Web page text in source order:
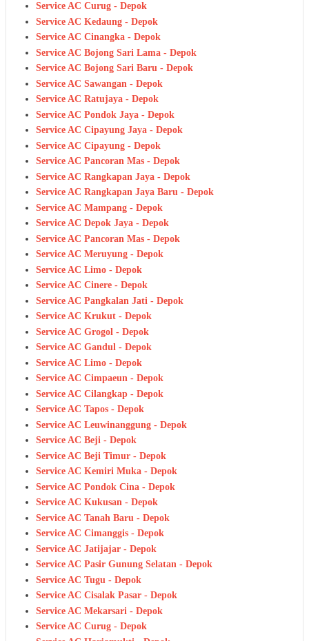
Service AC Curug - Depok
Service AC Kedaung - Depok
Service AC Cinangka - Depok
Service AC Bojong Sari Lama - Depok
Service AC Bojong Sari Baru - Depok
Service AC Sawangan - Depok
Service AC Ratujaya - Depok
Service AC Pondok Jaya - Depok
Service AC Cipayung Jaya - Depok
Service AC Cipayung - Depok
Service AC Pancoran Mas - Depok
Service AC Rangkapan Jaya - Depok
Service AC Rangkapan Jaya Baru - Depok
Service AC Mampang - Depok
Service AC Depok Jaya - Depok
Service AC Pancoran Mas - Depok
Service AC Meruyung - Depok
Service AC Limo - Depok
Service AC Cinere - Depok
Service AC Pangkalan Jati - Depok
Service AC Krukut - Depok
Service AC Grogol - Depok
Service AC Gandul - Depok
Service AC Limo - Depok
Service AC Cimpaeun - Depok
Service AC Cilangkap - Depok
Service AC Tapos - Depok
Service AC Leuwinanggung - Depok
Service AC Beji - Depok
Service AC Beji Timur - Depok
Service AC Kemiri Muka - Depok
Service AC Pondok Cina - Depok
Service AC Kukusan - Depok
Service AC Tanah Baru - Depok
Service AC Cimanggis - Depok
Service AC Jatijajar - Depok
Service AC Pasir Gunung Selatan - Depok
Service AC Tugu - Depok
Service AC Cisalak Pasar - Depok
Service AC Mekarsari - Depok
Service AC Curug - Depok